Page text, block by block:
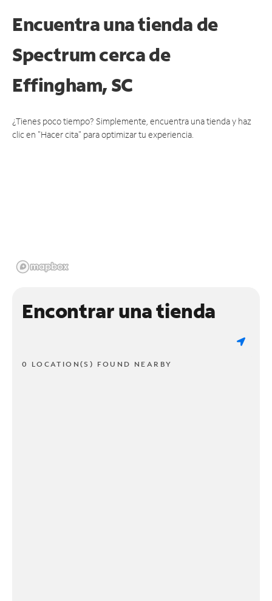
Encuentra una tienda de
Spectrumcerca de
Effingham, SC
¿Tienes poco tiempo? Simplemente, encuentra una tienda y haz
clic en "Hacer cita" para optimizar tu experiencia.
Encontrar una tienda
0 LOCATION(S) FOUND NEARBY